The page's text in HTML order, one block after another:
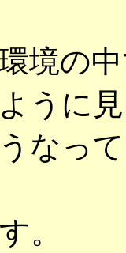
境の
うに
なっ
。